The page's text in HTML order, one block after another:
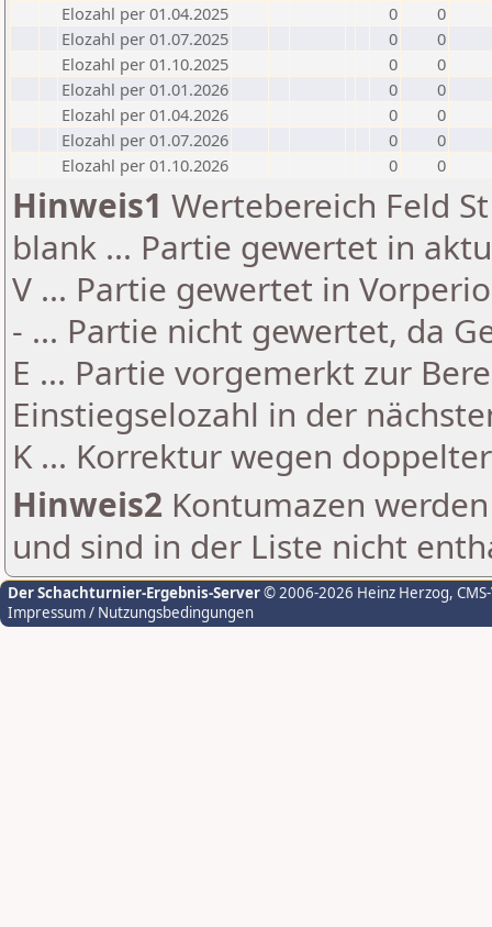
Elozahl per 01.04.2025
0
0
Elozahl per 01.07.2025
0
0
Elozahl per 01.10.2025
0
0
Elozahl per 01.01.2026
0
0
Elozahl per 01.04.2026
0
0
Elozahl per 01.07.2026
0
0
Elozahl per 01.10.2026
0 0
Hinweis1 Wertebereich Feld
blank ... Partie gewertet in
V ... Partie gewertet in
- ... Partie nicht gewertet, da
E ... Partie vorgemerkt zur
Einstiegselozahl in der
K ... Korrektur wegen
Hinweis2 Kontumazen
und sind in der Liste nicht
Der Schachturnier-Ergebnis-Server© 2006-2026 Heinz Herzog,
Impressum / Nutzungsbedingungen